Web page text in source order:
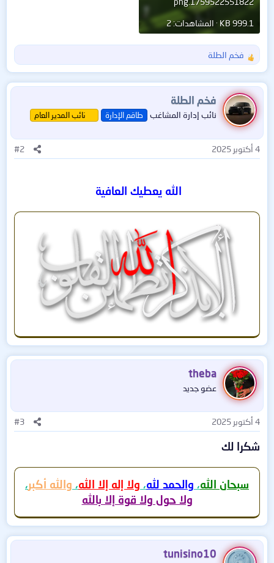
999.1 KB · المشاهدات: 2
ل
ت
ف
ا
ع
ا
ت
فخم الطلة
فخم الطلة
نائب إدارة المشاغب طاقم الإدارة نائب المدير العام
4 أكتوبر 2025 #2
الله يعطيك العافية
theba
عضو جديد
4 أكتوبر 2025 #3
شكرا لك
سبحان الله، والحمد لله، ولا إله إلا الله، والله أكبر،
ولا حول ولا قوة إلا بالله
tunisino10